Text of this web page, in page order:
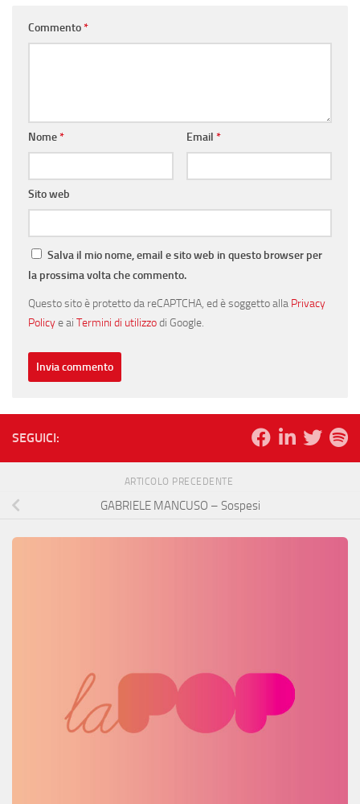
Commento*
Nome* Email *
Sito web
Salva il mio nome, email e sito web in questo browser per
la prossima volta che commento.
Questo sito è protetto da reCAPTCHA, ed è soggetto alla Privacy
Policye ai Termini di utilizzodi Google.
SEGUICI:
ARTICOLO PRECEDENTE
GABRIELE MANCUSO – Sospesi